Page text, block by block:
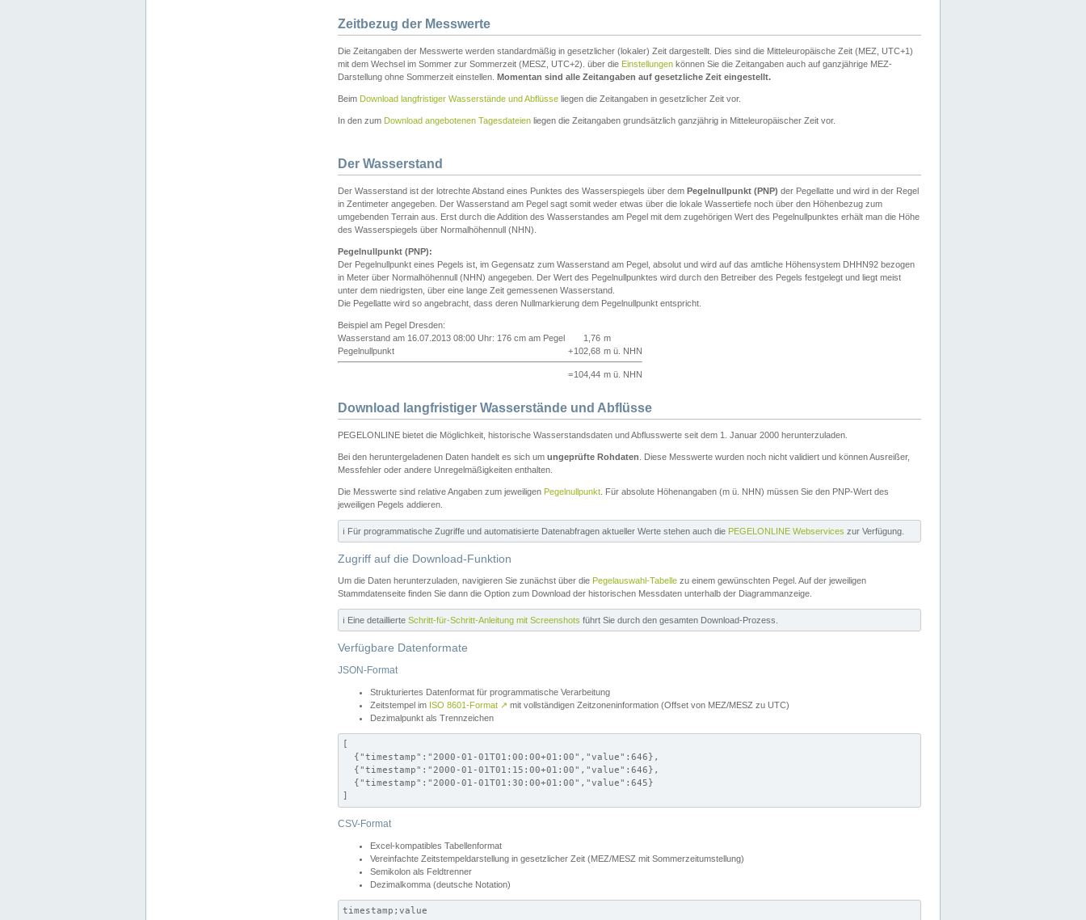
Zeitbezug der Messwerte
Die Zeitangaben der Messwerte werden standardmäßig in gesetzlicher (lokaler) Zeit dargestellt. Dies sind die Mitteleuropäische Zeit (MEZ, UTC+1)
mit dem Wechsel im Sommer zur Sommerzeit (MESZ, UTC+2). über die Einstellungen können Sie die Zeitangaben auch auf ganzjährige MEZ-
Darstellung ohne Sommerzeit einstellen. Momentan sind alle Zeitangaben auf gesetzliche Zeit eingestellt.
Beim Download langfristiger Wasserstände und Abflüsse liegen die Zeitangaben in gesetzlicher Zeit vor.
In den zum Download angebotenen Tagesdateien liegen die Zeitangaben grundsätzlich ganzjährig in Mitteleuropäischer Zeit vor.
Der Wasserstand
Der Wasserstand ist der lotrechte Abstand eines Punktes des Wasserspiegels über dem Pegelnullpunkt (PNP) der Pegellatte und wird in der Regel
in Zentimeter angegeben. Der Wasserstand am Pegel sagt somit weder etwas über die lokale Wassertiefe noch über den Höhenbezug zum
umgebenden Terrain aus. Erst durch die Addition des Wasserstandes am Pegel mit dem zugehörigen Wert des Pegelnullpunktes erhält man die Höhe
des Wasserspiegels über Normalhöhennull (NHN).
Pegelnullpunkt (PNP):
Der Pegelnullpunkt eines Pegels ist, im Gegensatz zum Wasserstand am Pegel, absolut und wird auf das amtliche Höhensystem DHHN92 bezogen
in Meter über Normalhöhennull (NHN) angegeben. Der Wert des Pegelnullpunktes wird durch den Betreiber des Pegels festgelegt und liegt meist
unter dem niedrigsten, über eine lange Zeit gemessenen Wasserstand.
Die Pegellatte wird so angebracht, dass deren Nullmarkierung dem Pegelnullpunkt entspricht.
Beispiel am Pegel Dresden:
Wasserstand am 16.07.2013 08:00 Uhr: 176 cm am Pegel
1,76 m
Pegelnullpunkt
+102,68 m ü. NHN
=104,44 m ü. NHN
Download langfristiger Wasserstände und Abflüsse
PEGELONLINE bietet die Möglichkeit, historische Wasserstandsdaten und Abflusswerte seit dem 1. Januar 2000 herunterzuladen.
Bei den heruntergeladenen Daten handelt es sich um ungeprüfte Rohdaten . Diese Messwerte wurden noch nicht validiert und können Ausreißer,
Messfehler oder andere Unregelmäßigkeiten enthalten.
Die Messwerte sind relative Angaben zum jeweiligen Pegelnullpunkt . Für absolute Höhenangaben (m ü. NHN) müssen Sie den PNP-Wert des
jeweiligen Pegels addieren.
ℹ️ Für programmatische Zugriffe und automatisierte Datenabfragen aktueller Werte stehen auch die PEGELONLINE Webservices zur Verfügung.
Zugriff auf die Download-Funktion
Um die Daten herunterzuladen, navigieren Sie zunächst über die Pegelauswahl-Tabelle zu einem gewünschten Pegel. Auf der jeweiligen
Stammdatenseite finden Sie dann die Option zum Download der historischen Messdaten unterhalb der Diagrammanzeige.
ℹ️ Eine detaillierte Schritt-für-Schritt-Anleitung mit Screenshots führt Sie durch den gesamten Download-Prozess.
Verfügbare Datenformate
JSON-Format
Strukturiertes Datenformat für programmatische Verarbeitung
Zeitstempel im ISO 8601-Format ↗ mit vollständigen Zeitzoneninformation (Offset von MEZ/MESZ zu UTC)
Dezimalpunkt als Trennzeichen
[
  {"timestamp":"2000-01-01T01:00:00+01:00","value":646},
  {"timestamp":"2000-01-01T01:15:00+01:00","value":646},
  {"timestamp":"2000-01-01T01:30:00+01:00","value":645}
]
CSV-Format
Excel-kompatibles Tabellenformat
Vereinfachte Zeitstempeldarstellung in gesetzlicher Zeit (MEZ/MESZ mit Sommerzeitumstellung)
Semikolon als Feldtrenner
Dezimalkomma (deutsche Notation)
timestamp;value